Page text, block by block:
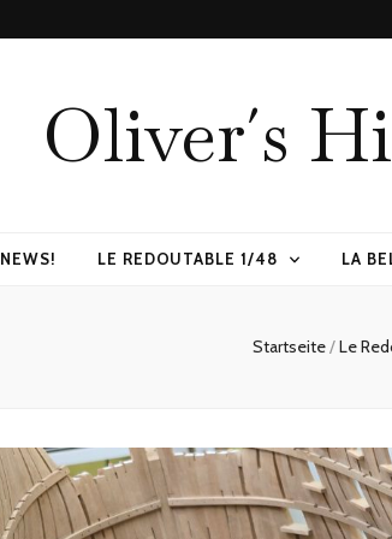
Oliver´s
NEWS! LE REDOUTABLE 1/48 LA
Startseite/Le